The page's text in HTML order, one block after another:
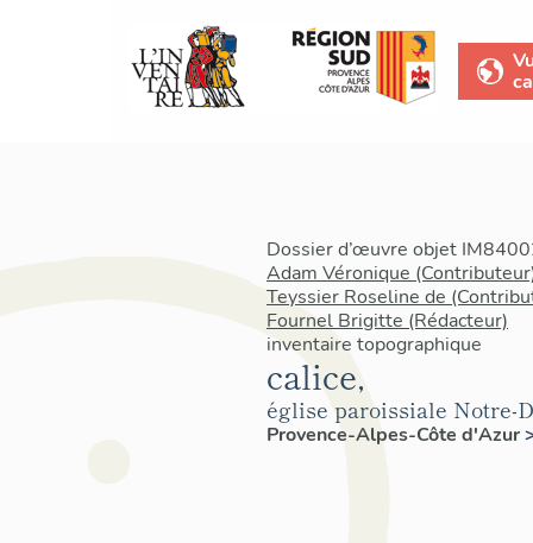
Dossier d’œuvre objet
Adam Véronique
Teyssier Roseline de
Fournel Brigitte (Rédacteur)
inventaire topographique
calice,
église paroissiale Notre-
Provence-Alpes-Côte d'Azur